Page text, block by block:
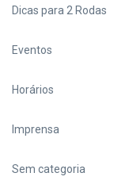
Dicas para 2 Rodas
Eventos
Horários
Imprensa
Sem categoria